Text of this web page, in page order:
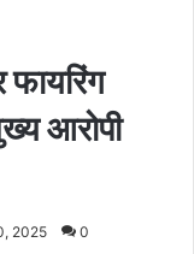
आरोपी
2025 0